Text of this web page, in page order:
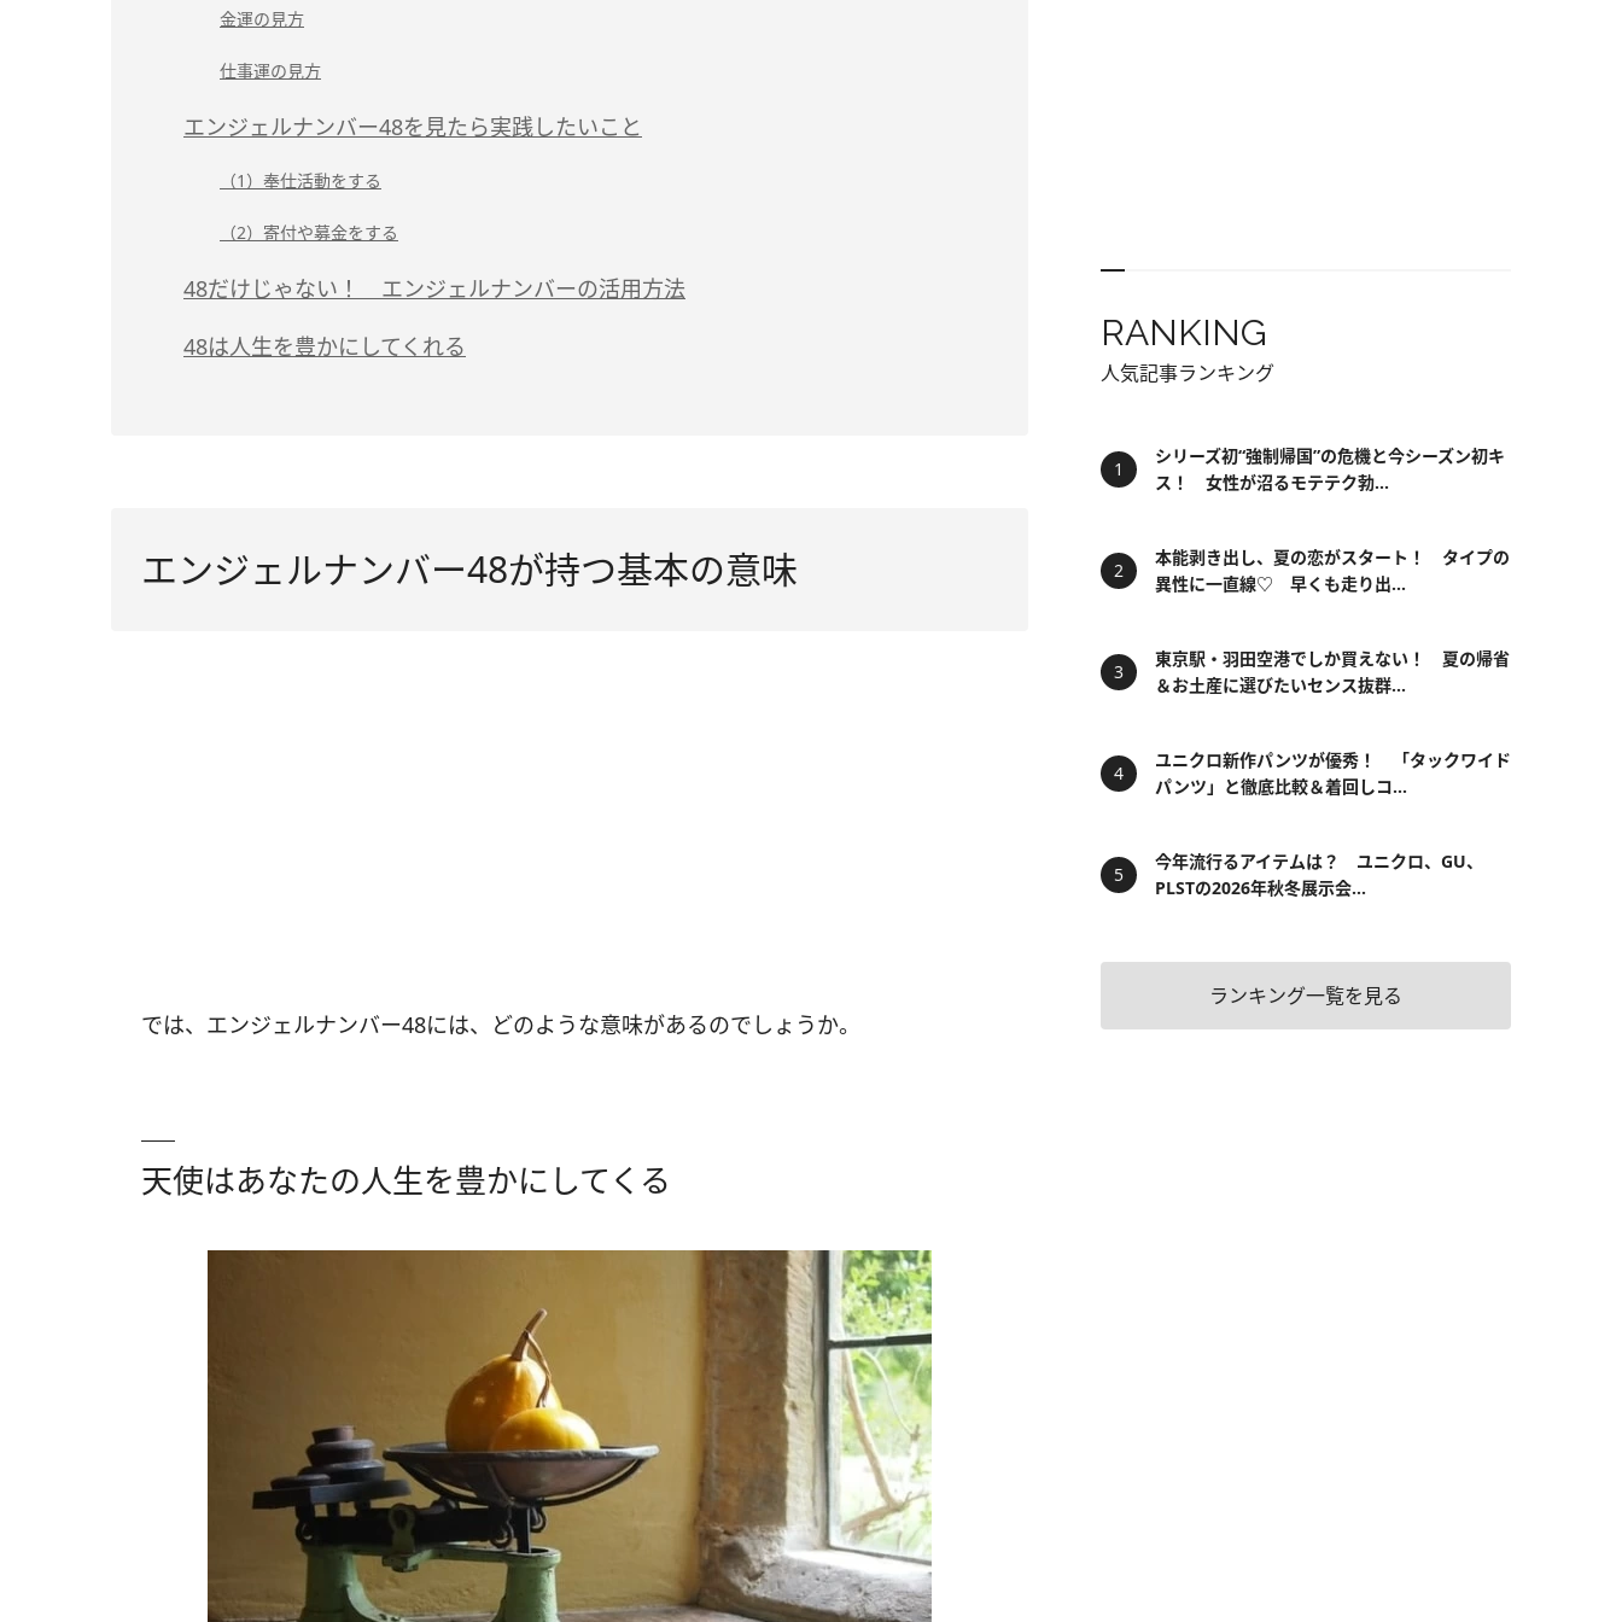
金運の見方
仕事運の見方
エンジェルナンバー48を見たら実践したいこと
（1）奉仕活動をする
（2）寄付や募金をする
48だけじゃない！ エンジェルナンバーの活用方法
48は人生を豊かにしてくれる
エンジェルナンバー48が持つ基本の意味
では、エンジェルナンバー48には、どのような意味があるのでしょうか。
天使はあなたの人生を豊かにしてくる
RANKING
人気記事ランキング
シリーズ初“強制帰国”の危機と今シーズン初キ
ス！ 女性が沼るモテテク勃...
本能剥き出し、夏の恋がスタート！ タイプの
異性に一直線♡ 早くも走り出...
東京駅・羽田空港でしか買えない！ 夏の帰省
＆お土産に選びたいセンス抜群...
ユニクロ新作パンツが優秀！ 「タックワイド
パンツ」と徹底比較＆着回しコ...
今年流行るアイテムは？ ユニクロ、GU、
PLSTの2026年秋冬展示会...
ランキング一覧を見る